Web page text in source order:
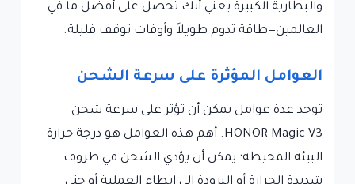
والبطارية الكبيرة يعني أنك تحصل على أفضل ما في
العالمين—طاقة تدوم طويلاً وأوقات توقف قليلة.
العوامل المؤثرة على سرعة الشحن
توجد عدة عوامل يمكن أن تؤثر على سرعة شحن
HONOR Magic V3. أهم هذه العوامل هو درجة حرارة
البيئة المحيطة؛ يمكن أن يؤدي الشحن في ظروف